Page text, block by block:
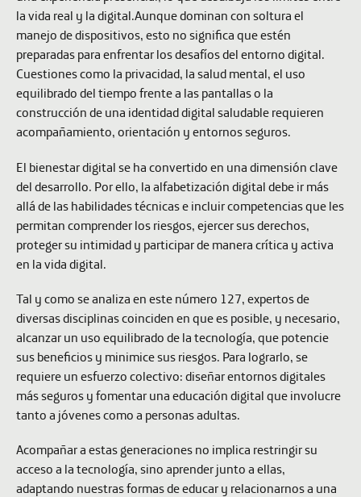
la vida real y la digital.Aunque dominan con soltura el
manejo de dispositivos, esto no significa que estén
preparadas para enfrentar los desafíos del entorno digital.
Cuestiones como la privacidad, la salud mental, el uso
equilibrado del tiempo frente a las pantallas o la
construcción de una identidad digital saludable requieren
acompañamiento, orientación y entornos seguros.
El bienestar digital se ha convertido en una dimensión clave
del desarrollo. Por ello, la alfabetización digital debe ir más
allá de las habilidades técnicas e incluir competencias que les
permitan comprender los riesgos, ejercer sus derechos,
proteger su intimidad y participar de manera crítica y activa
en la vida digital.
Tal y como se analiza en este número 127, expertos de
diversas disciplinas coinciden en que es posible, y necesario,
alcanzar un uso equilibrado de la tecnología, que potencie
sus beneficios y minimice sus riesgos. Para lograrlo, se
requiere un esfuerzo colectivo: diseñar entornos digitales
más seguros y fomentar una educación digital que involucre
tanto a jóvenes como a personas adultas.
Acompañar a estas generaciones no implica restringir su
acceso a la tecnología, sino aprender junto a ellas,
adaptando nuestras formas de educar y relacionarnos a una